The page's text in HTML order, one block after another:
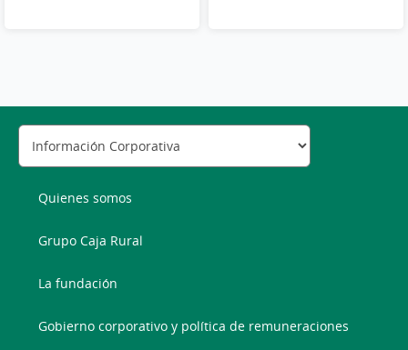
Quienes somos
Grupo Caja Rural
La fundación
Gobierno corporativo y política de remuneraciones